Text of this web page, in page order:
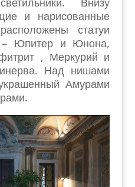
и нарисованные
статуи
– Юпитер и Юнона,
, Меркурий и
Над нишами
Амурами